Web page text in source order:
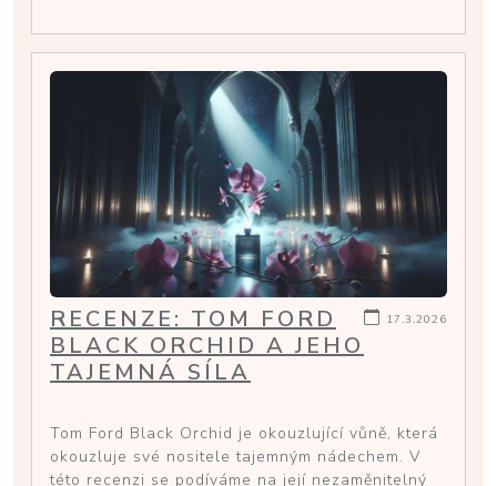
17.3.2026
RECENZE: TOM FORD
BLACK ORCHID A JEHO
TAJEMNÁ SÍLA
Tom Ford Black Orchid je okouzlující vůně, která
okouzluje své nositele tajemným nádechem. V
této recenzi se podíváme na její nezaměnitelný